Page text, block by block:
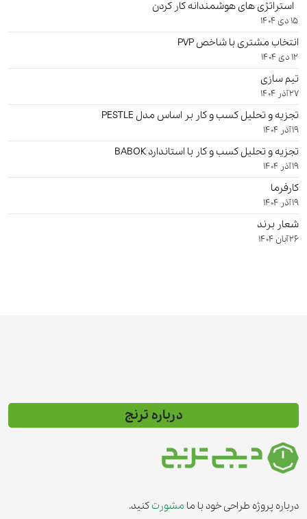
استراتژی های هوشمندانه کار کردن
15 دی 1404
انتخاب مشتری با شاخص PVP
12 دی 1404
تیم سازی
27 آذر 1404
تجزیه و تحلیل کسب و کار بر اساس مدل PESTLE
19 آذر 1404
تجزیه و تحلیل کسب و کار با استاندارد BABOK
19 آذر 1404
کارفرما
19 آذر 1404
شعار برند
26 آبان 1404
درباره ترنج
درباره پروژه طراحی خود با ما مشورت کنید.